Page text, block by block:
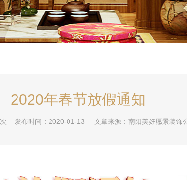
2020年春节放假通知
次 发布时间：2020-01-13 文章来源：南阳美好愿景装饰